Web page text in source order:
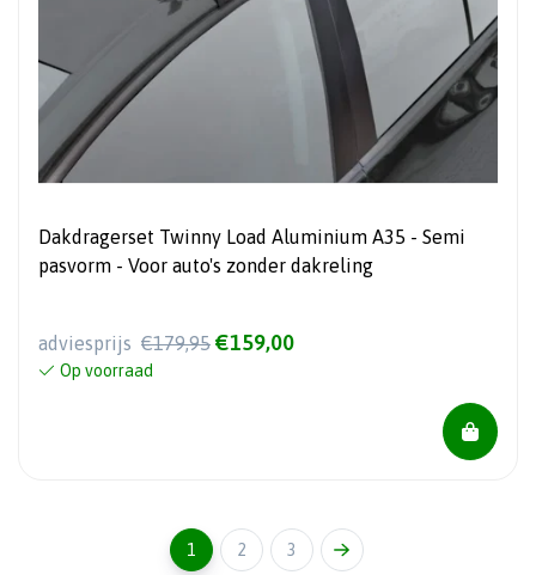
Dakdragerset Twinny Load Aluminium A35 - Semi
pasvorm - Voor auto's zonder dakreling
adviesprijs €179,95 €159,00
Op voorraad
1 2 3